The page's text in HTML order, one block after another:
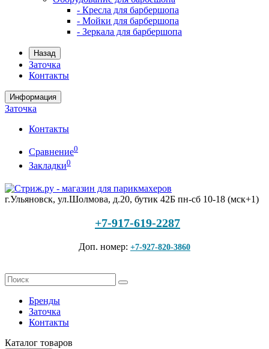
- Кресла для барбершопа
- Мойки для барбершопа
- Зеркала для барбершопа
Назад
Заточка
Контакты
Информация
Заточка
Контакты
Сравнение0
Закладки0
г.Ульяновск, ул.Шолмова, д.20, бутик 42Б пн-сб 10-18 (мск+1)
+7-917-619-2287
Доп. номер: +7-927-820-3860
Бренды
Заточка
Контакты
Каталог товаров